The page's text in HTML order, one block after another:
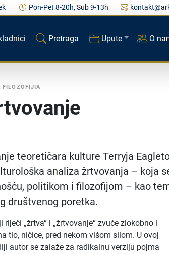
Pon-Pet 8-20h, Sub 9-13h
Pretraga Upute O
FILOZOFIJIA
teoretičara kulture Terryja
analiza žrtvovanja – koja
politikom i filozofijom – kao
društvenog poretka.
„žrtva“ i „žrtvovanje“ zvuče zlokobno i
tlo, ničice, pred nekom višom silom. U ovoj
autor se zalaže za radikalnu verziju pojma